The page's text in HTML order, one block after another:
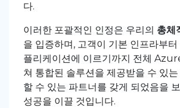
다.
이러한 포괄적인 인정은 우리의 총체
을 입증하며, 고객이 기본 인프라부
플리케이션에 이르기까지 전체
쳐 통합된 솔루션을 제공받을 수 있
할 수 있는 파트너를 갖게 되었음을
성공을 이끌 것입니다.